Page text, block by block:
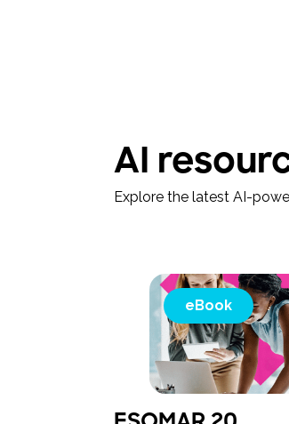
AI
Explore the latest AI-
eBook